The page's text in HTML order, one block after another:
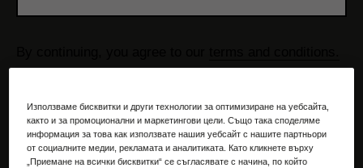
data, please review ourdata protection statement
Използваме бисквитки и други технологии за оптимизиране на уебсайта,
както и за промоционални и маркетингови цели. Също така споделяме
информация за това как използвате нашия уебсайт с нашите партньори
от социалните медии, рекламата и аналитиката. Като кликнете върху
„Приемане на всички бисквитки“ се съгласявате с начина, по който